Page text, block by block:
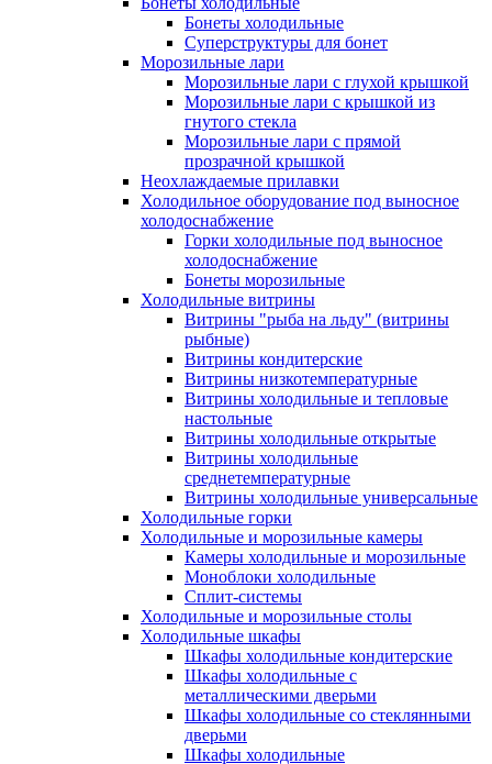
Бонеты холодильные
Суперструктуры для бонет
Морозильные лари
Морозильные лари с глухой крышкой
Морозильные лари с крышкой из
гнутого стекла
Морозильные лари с прямой
прозрачной крышкой
Неохлаждаемые прилавки
Холодильное оборудование под выносное
холодоснабжение
Горки холодильные под выносное
холодоснабжение
Бонеты морозильные
Холодильные витрины
Витрины "рыба на льду" (витрины
рыбные)
Витрины кондитерские
Витрины низкотемпературные
Витрины холодильные и тепловые
настольные
Витрины холодильные открытые
Витрины холодильные
среднетемпературные
Витрины холодильные универсальные
Холодильные горки
Холодильные и морозильные камеры
Камеры холодильные и морозильные
Моноблоки холодильные
Сплит-системы
Холодильные и морозильные столы
Холодильные шкафы
Шкафы холодильные кондитерские
Шкафы холодильные с
металлическими дверьми
Шкафы холодильные со стеклянными
дверьми
Шкафы холодильные